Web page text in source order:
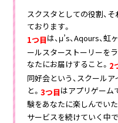
スクスタとしての役割、
ております。
1つ目は、μ’s、Aqours、
ールスターストーリーを
なたにお届けすること。 2
同好会という、スクール
と。 3つ目はアプリゲーム
験をあなたに楽しんでいた
サービスを続けていく中